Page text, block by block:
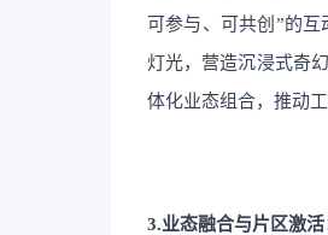
可参与、可共创”的
灯光，营造沉浸式奇
体化业态组合，推动
3.业态融合与片区激